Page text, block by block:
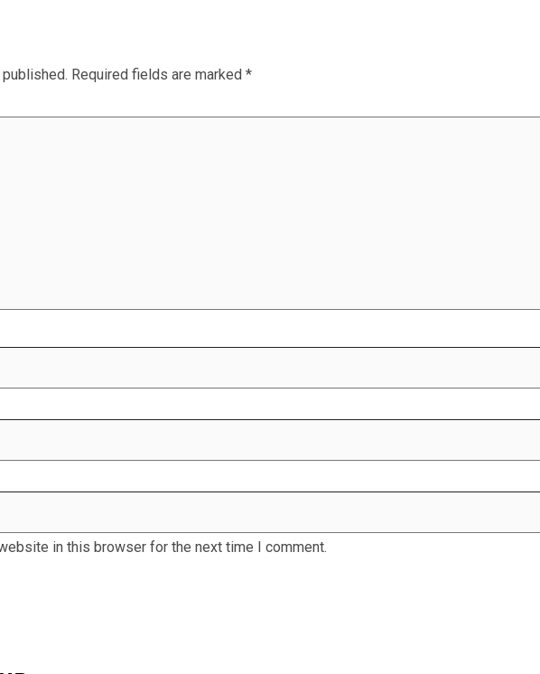
Required fields are marked *
in this browser for the next time I comment.